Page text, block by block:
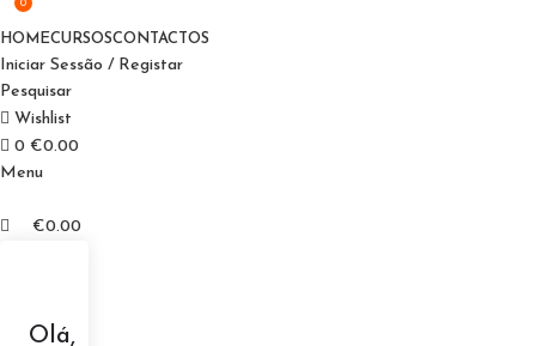
HOMECURSOSCONTACTOS
Iniciar Sessão / Registar
Pesquisar
Wishlist
0 €0.00
Menu
0
€0.00
Olá,